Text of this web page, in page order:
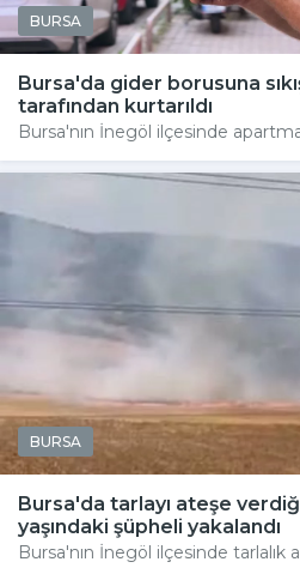
BURSA
Bursa'da gider borusuna
tarafından kurtarıldı
Bursa'nın İnegöl ilçesinde
BURSA
Bursa'da tarlayı ateşe
yaşındaki şüpheli yakalandı
Bursa'nın İnegöl ilçesinde tarlalık